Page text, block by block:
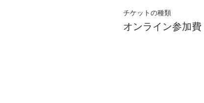
チケットの種類
オンライン参加費